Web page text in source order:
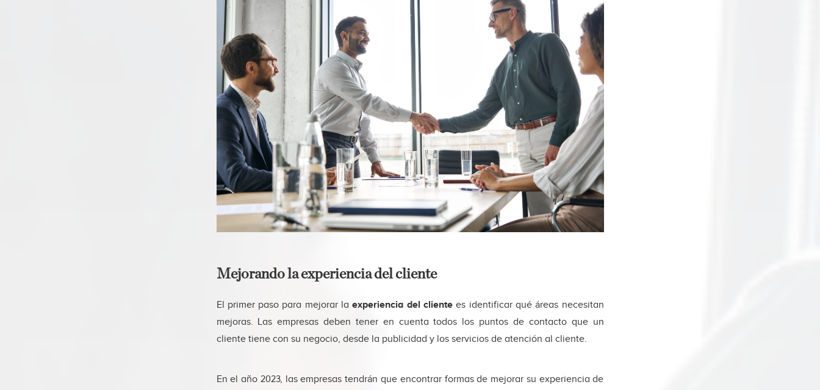
Mejorando la experiencia del cliente
El primer paso para mejorar laexperiencia del clientees identificar qué áreas necesitan
mejoras. Las empresas deben tener en cuenta todos los puntos de contacto que un
cliente tiene con su negocio, desde la publicidad y los servicios de atención al cliente.
En el año 2023, las empresas tendrán que encontrar formas de mejorar su experiencia de